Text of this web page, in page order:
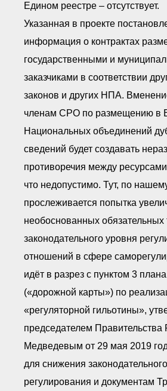
Едином реестре – отсутствует.
Указанная в проекте
информация о контрактах
государственными и
заказчиками в соответствии
законов и других НПА.
членам СРО по размещению в
Национальных объединений
сведений будет создавать
противоречия между
что недопустимо. Тут, по
прослеживается попытка
необоснованных обязательных
законодательного уровня
отношений в сфере
идёт в разрез с пунктом 3
(«дорожной карты») по
«регуляторной гильотины»,
председателем
Медведевым от 29 мая 2019
для снижения
регулирования и документам